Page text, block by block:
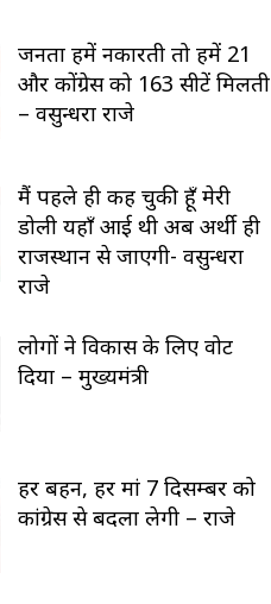
जनता हमें नकारती तो हमें 21
और कोंग्रेस को 163 सीटें मिलती
– वसुन्धरा राजे
मैं पहले ही कह चुकी हूँ मेरी
डोली यहाँ आई थी अब अर्थी ही
राजस्थान से जाएगी- वसुन्धरा
राजे
लोगों ने विकास के लिए वोट
दिया – मुख्यमंत्री
हर बहन, हर मां 7 दिसम्बर को
कांग्रेस से बदला लेगी – राजे